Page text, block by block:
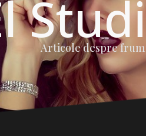
Articole despre